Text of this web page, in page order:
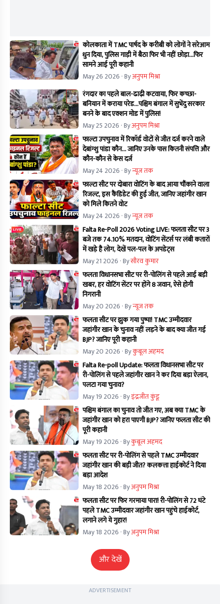
कोलकाता में TMC पार्षद के करीबी को लोगों ने सरेआम
धुन दिया, पुलिस गाड़ी में बैठा फिर भी नहीं छोड़ा...फिर
सामने आई पूरी कहानी
May 26 2026 · Byअनुपम मिश्रा
रंगदार का पहले बाल-ढाढ़ी कटवाया, फिर कच्छा-
बनियान में कराया परेड...पश्चिम बंगाल में सुभेंदु सरकार
बनने के बाद एक्शन मोड में पुलिस!
May 25 2026 · Byअनुपम मिश्रा
फाल्टा उपचुनाव में रिकॉर्ड वोटों से जीत दर्ज करने वाले
देबांग्शु पांडा कौन… जानिए उनके पास कितनी संपत्ति और
कौन-कौन से केस दर्ज
May 24 2026 · Byन्यूज तक
फाल्टा सीट पर दोबारा वोटिंग के बाद आया चौंकाने वाला
रिजल्ट, इस कैंडिडेट की हुई जीत, जानिए जहांगीर खान
को मिले कितने वोट
May 24 2026 · Byन्यूज तक
Falta Re-Poll 2026 Voting LIVE: फलता सीट पर 3
बजे तक 74.10% मतदान, वोटिंग सेंटर्स पर लंबी कतारों
में खड़े है लोग, देखें पल-पल के अपडेट्स
May 21 2026 · Byसौरव कुमार
फलता विधानसभा सीट पर री-पोलिंग से पहले आई बड़ी
खबर, हर वोटिंग सेंटर पर होंगे 8 जवान, ऐसे होगी
निगरानी
May 20 2026 · Byन्यूज तक
फलता सीट पर झुक गया पुष्पा! TMC उम्मीदवार
जहांगीर खान के चुनाव नहीं लड़ने के बाद क्या जीत गई
BJP? जानिए पूरी कहानी
May 20 2026 · Byकुबूल अहमद
Falta Re-poll Update: फलता विधानसभा सीट पर
री-पोलिंग से पहले जहांगीर खान ने कर दिया बड़ा ऐलान,
पलटा गया चुनाव?
May 19 2026 · Byइंद्रजीत कुंडू
पश्चिम बंगाल का चुनाव तो जीत गए, अब क्या TMC के
जहांगीर खान को हरा पाएगी BJP? जानिए फलता सीट की
पूरी कहानी
May 19 2026 · Byकुबूल अहमद
फलता सीट पर री-पोलिंग से पहले TMC उम्मीदवार
जहांगीर खान की बड़ी जीत? कलकत्ता हाईकोर्ट ने दिया
बड़ा आदेश
May 18 2026 · Byअनुपम मिश्रा
फलता सीट पर फिर गरमाया पारा! री-पोलिंग से 72 घंटे
पहले TMC उम्मीदवार जहांगीर खान पहुंचे हाईकोर्ट,
लगाने लगे ये गुहार!
May 18 2026 · Byअनुपम मिश्रा
और देखें
ADVERTISEMENT